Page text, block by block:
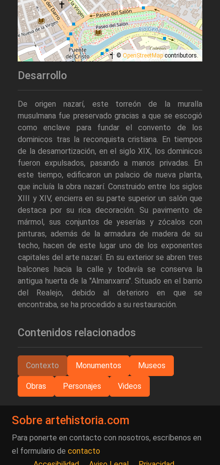
© OpenStreetMapcontributors.
Desarrollo
De origen nazarí, este torreón de la muralla
musulmana fue preservado gracias a que se escogió
como enclave para fundar el convento de los
dominicos tras la reconquista cristiana. En tiempos
de la desamortización, en el siglo XIX, los dominicos
fueron expulsados, pasando a manos privadas. En
este tiempo, edificaron un palacio de nueva planta,
que incluía la obra nazarí. Construido entre los siglos
XIII y XIV, encierra en su parte superior un salón que
destaca por su rica decoración. Su pavimento de
mármol, sus conjuntos de yeserías y zócalos con
pinturas, además de la armadura de madera de su
techo, hacen de este lugar uno de los exponentes
capitales del arte nazarí. En su exterior se abren tres
balcones hacia la calle y todavía se conserva la
antigua huerta de la "Almanxarra". Situado en el barrio
del Realejo, debido al deterioro en que se
encontraba, se ha procedido a su restauración.
Contenidos relacionados
Contexto Monumentos Museos
Obras Personajes Videos
Sobre artehistoria.com
Para ponerte en contacto con nosotros, escríbenos en
el formulario de contacto